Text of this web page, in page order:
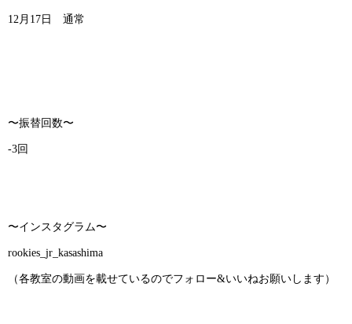
12月17日 通常
〜振替回数〜
-3回
〜インスタグラム〜
rookies_jr_kasashima
（各教室の動画を載せているのでフォロー&いいねお願いします）